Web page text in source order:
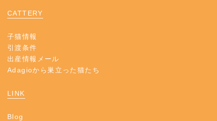
CATTERY
子猫情報
引渡条件
出産情報メール
Adagioから巣立った猫たち
LINK
Blog